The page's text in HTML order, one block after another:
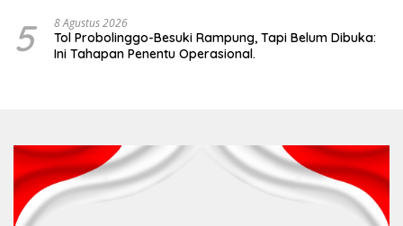
5 8 Agustus 2026
Tol Probolinggo-Besuki Rampung, Tapi Belum Dibuka:
Ini Tahapan Penentu Operasional.